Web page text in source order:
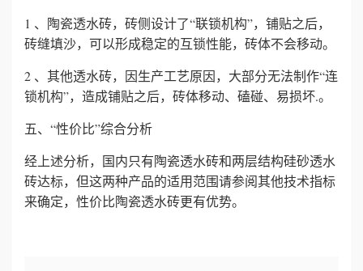
1 、陶瓷透水砖，砖侧设计了“联锁机构”，铺贴之后，
砖缝填沙，可以形成稳定的互锁性能，砖体不会移动。
2 、其他透水砖，因生产工艺原因，大部分无法制作“连
锁机构”，造成铺贴之后，砖体移动、磕碰、易损坏.。
五、“性价比”综合分析
经上述分析，国内只有陶瓷透水砖和两层结构硅砂透水
砖达标，但这两种产品的适用范围请参阅其他技术指标
来确定，性价比陶瓷透水砖更有优势。